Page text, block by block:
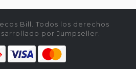
Bill. Todos los derechos
por Jumpseller